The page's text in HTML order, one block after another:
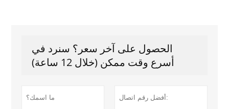
الحصول على آخر سعر؟ سنرد في
أسرع وقت ممكن (خلال 12 ساعة)